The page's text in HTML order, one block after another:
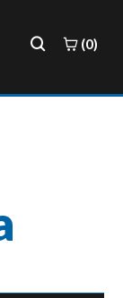
(0)